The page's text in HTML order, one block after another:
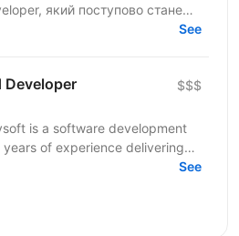
який поступово стане
людей у напрямку. На
See
Developer $$$
is a software development
of experience delivering
the United States and...
See